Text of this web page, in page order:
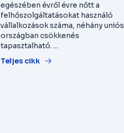
egészében évről évre nőtt a
felhőszolgáltatásokat használó
vállalkozások száma, néhány uniós
országban csökkenés
tapasztalható. ...
Teljes cikk